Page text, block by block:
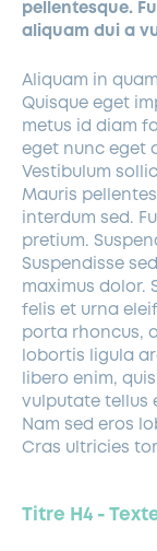
pellentesque.
aliquam dui a
Aliquam in
Quisque eget
metus id diam
eget nunc eget
Vestibulum
Mauris
interdum sed.
pretium.
Suspendisse
maximus dolor.
felis et urna
porta rhoncus,
lobortis ligula
libero enim,
vulputate tellus
Nam sed eros
Cras ultricies
Titre H4 -